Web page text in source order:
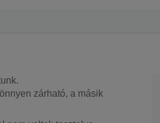
zárható, a másik